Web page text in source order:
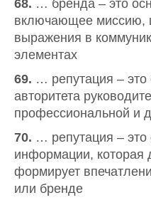
68. … бренда – это
включающее миссию,
выражения в
элементах
69. … репутация – это
авторитета
профессиональной и
70. … репутация – это
информации, которая
формирует
или бренде